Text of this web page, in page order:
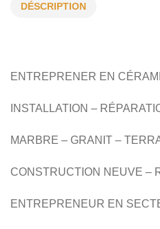
CÉRAMIQUE
DÉSCRIPTION
ENTREPRENER EN
INSTALLATION –
MARBRE – GRANIT –
CONSTRUCTION NEUVE –
ENTREPRENEUR EN